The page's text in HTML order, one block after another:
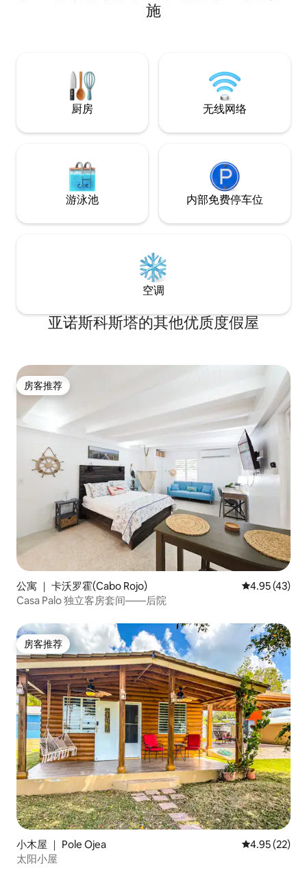
「La Playuela」海滩（ Cabo Rojo ） 4英
里 7英里"Boqueron海滩" （ Cabo Rojo ）
州） 118-1/2英里
施
厨房 无线网络
游泳池 内部免费停车位
空调
亚诺斯科斯塔的其他优质度假屋
房客推荐
房客推荐
公寓 ｜ 卡沃罗霍(Cabo Rojo) 平均评分
4.95 (43)
Casa Palo 独立客房套间——后院
房客推荐
房客推荐
小木屋 ｜ Pole Ojea 平均评分
4.95 (22)
太阳小屋